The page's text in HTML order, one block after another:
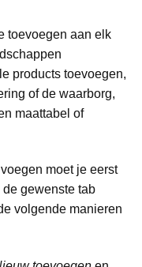
toevoegen aan elk
products toevoegen,
of de waarborg,
maattabel of
moet je eerst
gewenste tab
volgende manieren